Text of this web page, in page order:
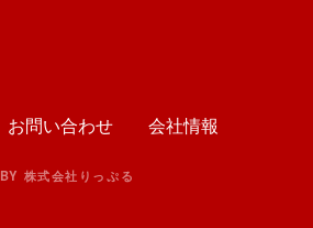
お問い合わせ 会社情報
BY 株式会社りっぷる